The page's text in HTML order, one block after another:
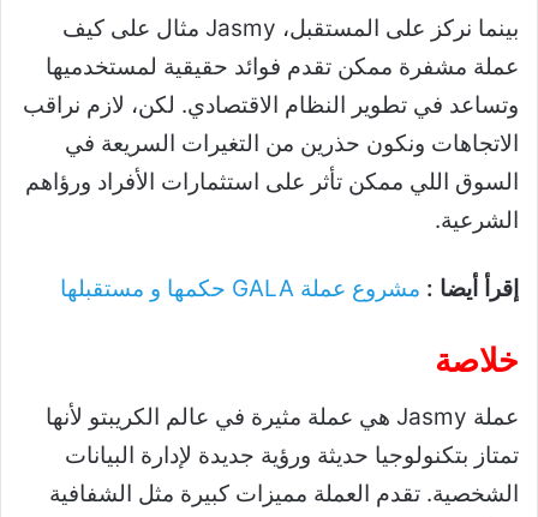
بينما نركز على المستقبل، Jasmy مثال على كيف
عملة مشفرة ممكن تقدم فوائد حقيقية لمستخدميها
وتساعد في تطوير النظام الاقتصادي. لكن، لازم نراقب
الاتجاهات ونكون حذرين من التغيرات السريعة في
السوق اللي ممكن تأثر على استثمارات الأفراد ورؤاهم
الشرعية.
إقرأ أيضا : مشروع عملة GALA حكمها و مستقبلها
خلاصة
عملة Jasmy هي عملة مثيرة في عالم الكريبتو لأنها
تمتاز بتكنولوجيا حديثة ورؤية جديدة لإدارة البيانات
الشخصية. تقدم العملة مميزات كبيرة مثل الشفافية